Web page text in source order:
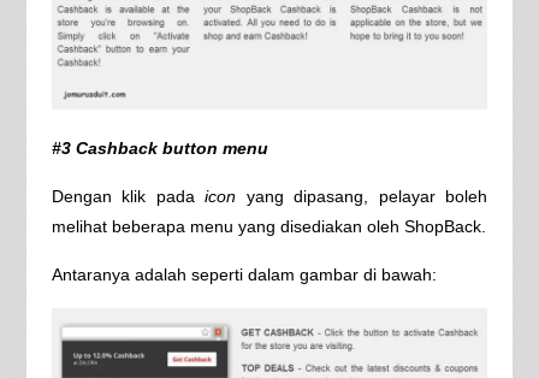
#3 Cashback button menu
Dengan klik padaicon yang dipasang, pelayar boleh
melihat beberapa menu yang disediakan oleh ShopBack.
Antaranya adalah seperti dalam gambar di bawah: